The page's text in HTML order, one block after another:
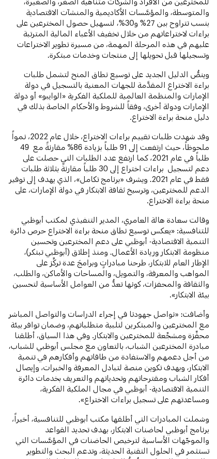
والمتوسطة، والمؤسَّسات الأكاديمية والمنشآت الاقتصادية
بنسب تتراوح بين 27% و30%، لتسهيل حصول المخترعين على
براءات لاختراعاتهم من خلال تخفيف الأعباء المالية المترتبة
عليهم في هذه المرحلة المهمة، من مسيرة تطوير الاختراعات
وتسجيلها قبل تحويلها إلى منتجات وخدمات مبتكرة.
وينصُّ الدليل الجديد على توسيع نطاق المنح لتشمل طلبات
براءة الاختراع المقدَّمة للجهات المعنية بالتسجيل في دولة
الإمارات والمنظمة العالمية للملكية الفكرية «الوايبو» أو دولة
الإمارات ودولة أخرى، وفقاً للشروط والأحكام الخاصة بذلك في
دليل منحة براءة الاختراع.
وقد شهدت طلبات تقييم براءات الاختراع، خلال عام 2022، نمواً
ملحوظاً، حيث ارتفعت إلى 91 طلباً بزيادة 86% مقارنةً مع 49
طلباً في عام 2021، كما ارتفع عدد الطلبات التي حصلت على
دعم لتسجيل براءات اختراع إلى 30 طلباً مقارنةً بثلاثة طلبات
فقط في عام 2021. ويشرف «برنامج تكامل»، الذي يهدف إلى توفير
الدعم للمخترعين، وترسيخ ثقافة الابتكار في دولة الإمارات، على
منحة براءة الاختراع.
وقالت سعادة هالة العامري، المدير التنفيذي لمكتب أبوظبي
للتنافسية: «يعكس توسيع نطاق منحة براءة الاختراع حرص دائرة
التنمية الاقتصادية- أبوظبي على دعم المخترعين وتحسين
منظومة الابتكار وريادة الأعمال. ومنذ إطلاق (أبوظبي تبتكر)،
الإطار العام للابتكار، طرحنا مبادراتٍ وبرامجَ عدة تركِّز على
المواهب والمعرفة، والتمويل، والمساحات والأماكن، والطلب،
والثقافة والمحفزات، كونها تعدُّ من العوامل الأساسية لتحسين
بيئة الابتكار».
وأضافت: «نواصل جهودنا في إجراء الدراسات والتواصل المباشر
مع المخترعين والمبتكرين لتلبية متطلباتهم، وضمان توافر بيئة
محفِّزة ومشجِّعة للمخترعين والابتكار. وفي هذا السياق، أطلقنا
مبادرة المخترعين الشباب، بالتعاون مع مجلس أبوظبي للشباب،
من أجل دعمهم والاستفادة من طاقاتهم وأفكارهم في تنمية
الابتكار، وبهدف تكوين منصة لتبادل المعرفة والخبرات، وإيصال
أفكار الشباب ومقترحاتهم وتحدياتهم والتعريف بخدمات دائرة
التنمية الاقتصادية- أبوظبي في مجال الملكية الفكرية،
ومساعدتهم على تسجيل براءات الاختراع».
وشملت المبادرات التي أطلقها مكتب أبوظبي للتنافسية، أخيراً،
برنامج أبوظبي لحاضنات الابتكار، بهدف تحديد القواعد
والموجّهات الأساسية لترخيص الحاضنات في المؤسَّسات التي
تستثمر في الحلول التقنية الحديثة، وتدعم البحث والتطوير